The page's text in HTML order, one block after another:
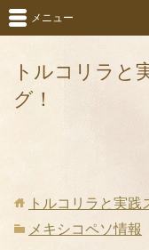
トルコリラと
グ！
メニュー
トルコリラと実践
メキシコペソ情報